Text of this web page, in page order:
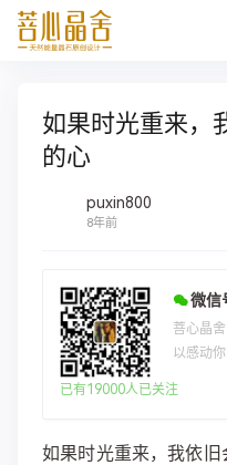
如果时光重来，
的心
puxin800
8年前
微信
菩心晶
以感动你
已有19000人已关注
如果时光重来，我依